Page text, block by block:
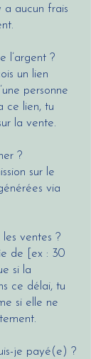
a aucun frais
l’argent ?
un lien
personne
ce lien, tu
la vente.
?
sur le
via
ventes ?
de [ex : 30
si la
ce délai, tu
si elle ne
je payé(e) ?